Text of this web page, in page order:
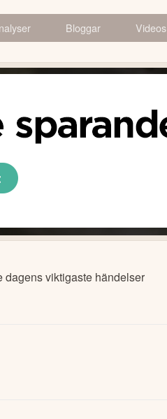
Bloggar Videos
dagens viktigaste händelser